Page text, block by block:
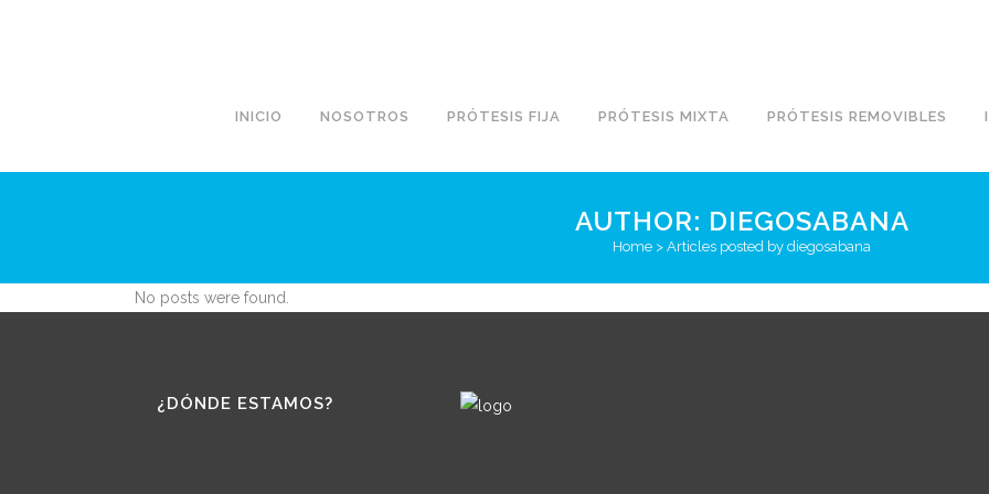
INICIO NOSOTROS PRÓTESIS FIJA PRÓTESIS MIXTA PRÓTESIS REMOVIBLES
AUTHOR: DIEGOSABANA
Home > Articles posted by diegosabana
No posts were found.
¿DÓNDE ESTAMOS?